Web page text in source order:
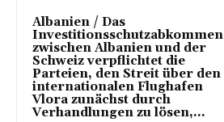
Albanien / Das
Investitionsschutzabkommen
zwischen Albanien und der
Schweiz verpflichtet die
Parteien, den Streit über den
internationalen Flughafen
Vlora zunächst durch
Verhandlungen zu lösen,...